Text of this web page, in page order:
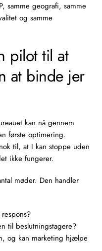
samme geografi, samme
og samme
pilot til at
at binde jer
kan nå gennem
første optimering.
til, at I kan stoppe uden
ikke fungerer.
møder. Den handler
til beslutningstagere?
og kan marketing hjælpe